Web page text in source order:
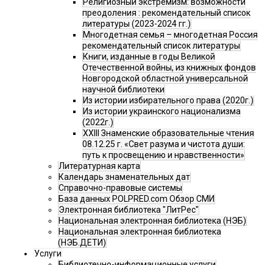
Религиозный экстремизм: возможности
преодоления : рекомендательный список
литературы (2023-2024 гг.)
Многодетная семья – многодетная Россия
рекомендательный список литературы
Книги, изданные в годы Великой
Отечественной войны, из книжных фондов
Новгородской областной универсальной
научной библиотеки
Из истории избирательного права (2020г.)
Из истории украинского национализма
(2022г.)
XXIII Знаменские образовательные чтения
08.12.25 г. «Свет разума и чистота души:
путь к просвещению и нравственности»
Литературная карта
Календарь знаменательных дат
Справочно-правовые системы
База данных POLPRED.com Обзор СМИ
Электронная библиотека "ЛитРес"
Национальная электронная библиотека (НЭБ)
Национальная электронная библиотека
(НЭБ.ДЕТИ)
Услуги